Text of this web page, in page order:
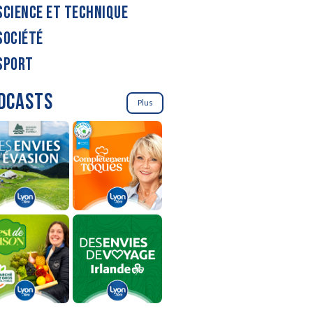
ET TECHNIQUE
Plus